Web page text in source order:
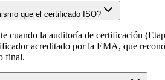
que el certificado ISO?
cuando la auditoría de certificación
acreditado por la EMA, que
final.